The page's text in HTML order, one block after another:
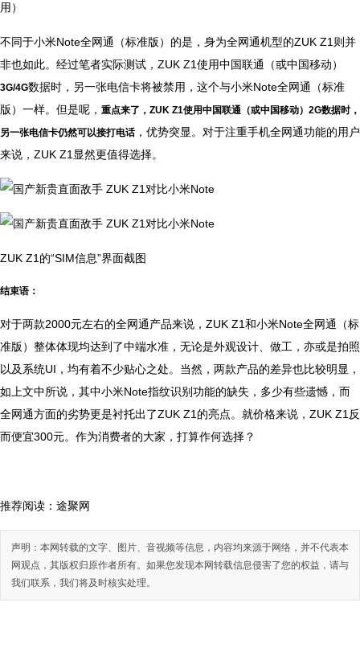
用）
不同于小米Note全网通（标准版）的是，身为全网通机型的ZUK Z1则并
非也如此。经过笔者实际测试，ZUK Z1使用中国联通（或中国移动）
3G/4G数据时，另一张电信卡将被禁用，这个与小米Note全网通（标准
版）一样。但是呢， 重点来了，ZUK Z1使用中国联通（或中国移动）2G数据时，
另一张电信卡仍然可以接打电话，优势突显。对于注重手机全网通功能的用户
来说，ZUK Z1显然更值得选择。
ZUK Z1的“SIM信息”界面截图
结束语：
对于两款2000元左右的全网通产品来说，ZUK Z1和小米Note全网通（标
准版）整体体现均达到了中端水准，无论是外观设计、做工，亦或是拍照
以及系统UI，均有着不少贴心之处。当然，两款产品的差异也比较明显，
如上文中所说，其中小米Note指纹识别功能的缺失，多少有些遗憾，而
全网通方面的劣势更是衬托出了ZUK Z1的亮点。就价格来说，ZUK Z1反
而便宜300元。作为消费者的大家，打算作何选择？
推荐阅读： 途聚网
声明：本网转载的文字、图片、音视频等信息，内容均来源于网络，并不代表本
网观点，其版权归原作者所有。如果您发现本网转载信息侵害了您的权益，请与
我们联系，我们将及时核实处理。